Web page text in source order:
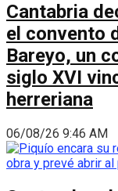
Cantabria
el convento
Bareyo, un
siglo XVI
herreriana
06/08/26 9:46 AM